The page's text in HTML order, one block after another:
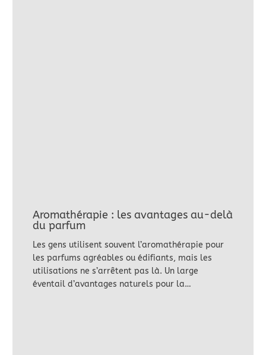
Aromathérapie : les avantages au-delà
du parfum
Les gens utilisent souvent l’aromathérapie pour
les parfums agréables ou édifiants, mais les
utilisations ne s’arrêtent pas là. Un large
éventail d’avantages naturels pour la…